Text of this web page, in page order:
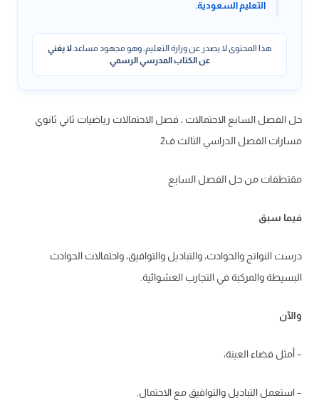
التعليم السعودية.
هذا المحتوى لا يصدر عن وزارة التعليم، وهو مجهود مساعدلا يغني
عن الكتاب المدرسي الرسمي.
حل الفصل السابع الاحتمالات ، فصل الاحتمالات رياضيات ثاني ثانوي
مسارات الفصل الدراسي الثالث ف2
مقتطفات من حل الفصل السابع
فيما سبق
درست النواتج والحوادث، والتباديل والتوافيق، واحتمالات الحوادث
البسيطة والمركبة في التجارب العشوائية.
والآن
– أمثل فضاء العينة،
– استعمل التباديل والتوافيق مع الاحتمال.